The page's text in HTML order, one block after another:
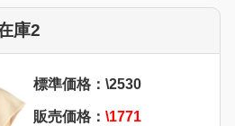
庫2
標準価格：\2530
販売価格： \1771